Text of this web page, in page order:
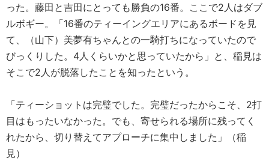
った。藤田と吉田にとっても勝負の16番。ここで2人はダブ
ルボギー。「16番のティーイングエリアにあるボードを見
て、（山下）美夢有ちゃんとの一騎打ちになっていたので
びっくりした。4人くらいかと思っていたから」と、稲見は
そこで2人が脱落したことを知ったという。
「ティーショットは完璧でした。完璧だったからこそ、2打
目はもったいなかった。でも、寄せられる場所に残ってく
れたから、切り替えてアプローチに集中しました」（稲
見）